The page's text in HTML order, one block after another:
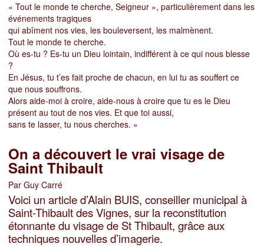
« Tout le monde te cherche, Seigneur », particulièrement dans les
événements tragiques
qui abîment nos vies, les bouleversent, les malmènent.
Tout le monde te cherche.
Où es-tu ? Es-tu un Dieu lointain, indifférent à ce qui nous blesse
?
En Jésus, tu t’es fait proche de chacun, en lui tu as souffert ce
que nous souffrons.
Alors aide-moi à croire, aide-nous à croire que tu es le Dieu
présent au tout de nos vies. Et que toi aussi,
sans te lasser, tu nous cherches. »
On a découvert le vrai visage de
Saint Thibault
Par Guy Carré
Voici un article d’Alain BUIS, conseiller municipal à
Saint-Thibault des Vignes, sur la reconstitution
étonnante du visage de St Thibault, grâce aux
techniques nouvelles d’imagerie.